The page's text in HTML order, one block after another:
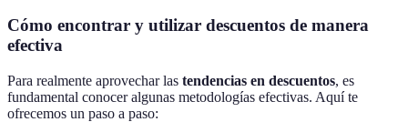
Cómo encontrar y utilizar descuentos de manera
efectiva
Para realmente aprovechar las tendencias en descuentos, es
fundamental conocer algunas metodologías efectivas. Aquí te
ofrecemos un paso a paso: